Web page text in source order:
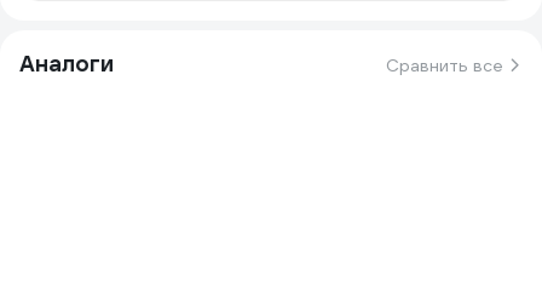
Аналоги Сравнить все